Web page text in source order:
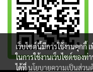
เว็บไซต์นี้มีการใช้งานคุก
ในการใช้งานเว็บไซต์ของ
ได้ที่นโยบายความเป็นส่วน